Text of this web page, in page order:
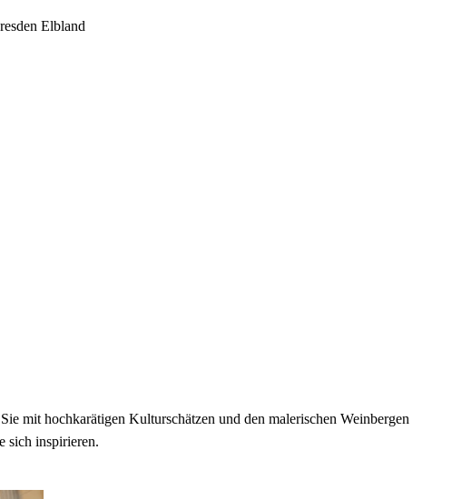
mit hochkarätigen Kulturschätzen und den malerischen Weinbergen
sich inspirieren.